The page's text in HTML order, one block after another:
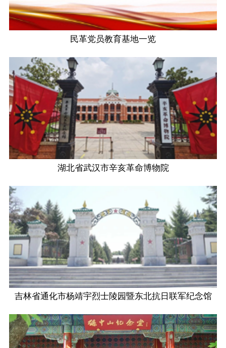
民革党员教育基地一览
湖北省武汉市辛亥革命博物院
吉林省通化市杨靖宇烈士陵园暨东北抗日联军纪念馆